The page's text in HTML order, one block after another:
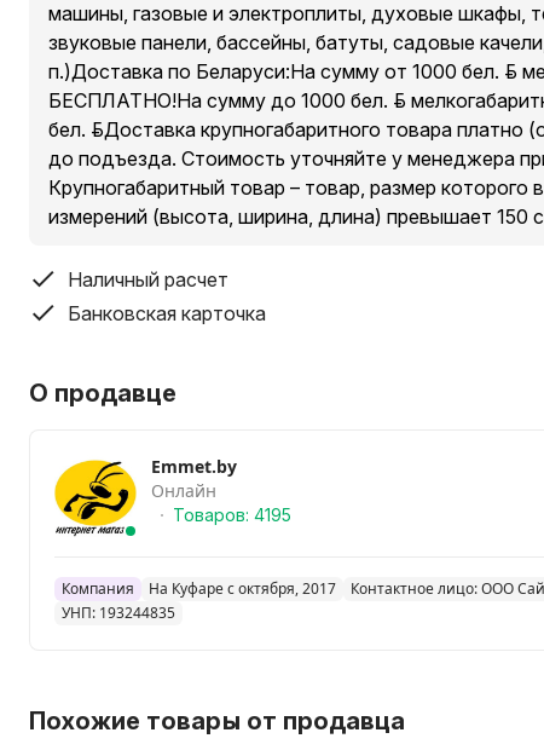
машины, газовые и электроплиты, духовые шкафы,
звуковые панели, бассейны, батуты, садовые
п.)Доставка по Беларуси:На сумму от 1000 бел. руб.
БЕСПЛАТНО!На сумму до 1000 бел. руб.
бел. руб.Доставка крупногабаритного товара платно
до подъезда. Стоимость уточняйте у менеджера
Крупногабаритный товар – товар, размер которого
измерений (высота, ширина, длина) превышает 150
Наличный расчет
Банковская карточка
О продавце
Emmet.by
Онлайн
Товаров: 4195
Компания На Куфаре с октября, 2017 Контактное лицо: ООО
УНП: 193244835
Похожие товары от продавца